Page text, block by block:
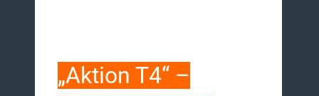
„Aktion T4“ –